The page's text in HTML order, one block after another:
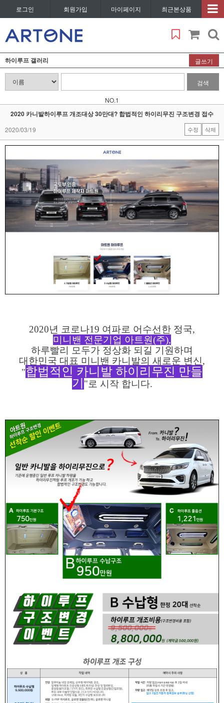
로그인 회원가입 마이페이지 최근본상품
하이루프 갤러리 글쓰기
검색
NO.1
2020 카니발하이루프 개조대상 30만대? 합법적인 하이리무진 구조변경 접수
2020/03/19 수정 삭제
2020년 코로나19 여파로 어수선한 정국,
미니밴 전문기업 아트원(주),
하루빨리 모두가 정상화 되길 기원하며
대한민국 대표 미니밴 카니발의 새로운 변신,
"합법적인 카니발 하이리무진 만들
기 "로 시작 합니다.